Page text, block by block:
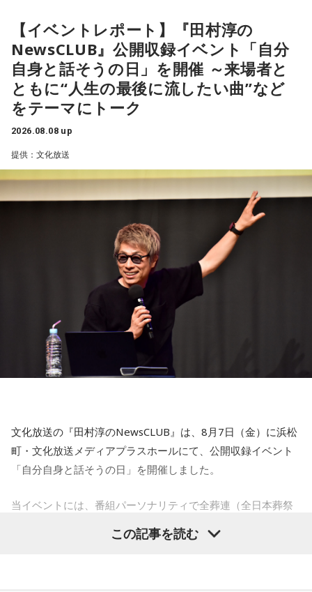
に必要なことについて考えてみましょう。ラッキーアイテム
はコーヒー。
【10位】獅子座（しし座）
内省がテーマの日です。今日はこれまでを振り返って色々な
ことを見直してみましょう。スマホのデータの整理をした
り、不要に感じるものは手放してみるのもおすすめです。
【11位】水瓶座（みずがめ座）
日頃の疲れを癒しましょう。今日はマッサージを受けたり、
心と身体のメンテナンスを意識しましょう。たくさん睡眠を
取ってリフレッシュするのも良さそうです。
【12位】射手座（いて座）
心のモヤモヤが目立つような日です。今日は頑張らず、1人の
時間を大切にしたり、のんびり過ごす時間を持つようにしま
【今日の一言メッセージ】
今日は不要なものを手放したり、今後の計画を見直すことを
心掛けると良い日です。
■監修者プロフィール：莉瑠（リル）
クスを持つ方に寄り添いたいと本格的に占いの世界に進出。
SATORI電話占い月間ランキング連続1位。占いコンテンツ
『莉瑠と龍神様の絶対神託』リリース。
Webサイト：https://selene-uranai.com/
昨年に続き2回目の開催となる本イベントは、参加者が自分自
身を見つめ直す2つのコーナーで展開。「自分への表彰状を送
ろう」のコーナーでは、大きな成功でなくても「自分、本当
によく頑張ったな」と思えるこれまでの出来事を、“自分への
表彰状”という形で来場者から募集・紹介。自身の記憶を改め
て言葉にすることで、人生をじっくりと見つめ直す時間とな
りました。
続く「人生の最後に流したい私のエンディング曲」のコーナ
ーでは、来場者が選んだ“人生の最後に流したい一曲”にまつわ
る思い出を紹介。音楽を通してこれまでの人生を振り返りな
がら、これからの“自分らしい生き方”を考える時間を共有しま
した。田村は、人生の最後に流したい曲について、「お葬式
で流す曲は決めている。しかも自分の声で流したいと思っ
て、毎日ギターの弾き語りを書斎で練習して、音源として残
しているんです。娘たちにも聴こえているはずだから、お葬
式のときに『パパが弾いてた曲だ』と思ってもらえたら」と
思いを語りました。
コーナー後には、来場者から田村への質疑応答も実施。最後
には、田村がイベントを振り返り、「リスナーの皆さんのエ
ンディング曲の話とかを聞いているだけでも、僕はポジティ
ど、100％皆さんに必ず来るお別れなので、そのお別れとど
ればと思います」と締めくくりました。
【イベントレポート】『田村淳の
NewsCLUB』公開収録イベント「自分
自身と話そうの日」を開催 ～来場者と
ともに“人生の最後に流したい曲”など
をテーマにトーク
2026.08.08 up
提供：文化放送
文化放送の『田村淳のNewsCLUB』は、8月7日（金）に浜松
町・文化放送メディアプラスホールにて、公開収録イベント
「自分自身と話そうの日」を開催しました。
当イベントには、番組パーソナリティで全葬連（全日本葬祭
村淳と、アシスタントの砂山圭大郎アナウンサーが登壇。
この記事を読む